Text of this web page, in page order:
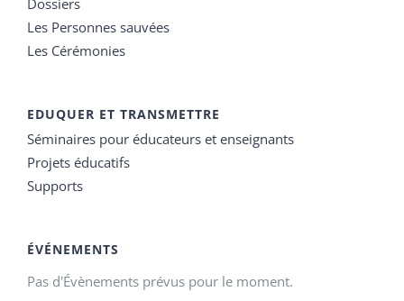
Les Personnes sauvées
Les Cérémonies
EDUQUER ET TRANSMETTRE
Séminaires pour éducateurs et enseignants
Projets éducatifs
Supports
ÉVÉNEMENTS
Pas d'Évènements prévus pour le moment.